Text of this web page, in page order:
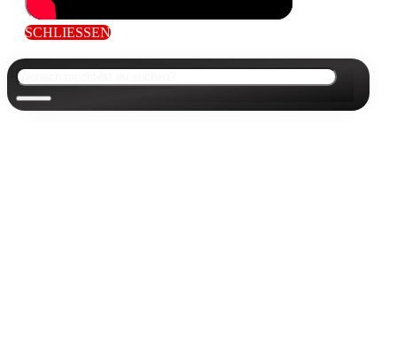
SCHLIESSEN
Suchen